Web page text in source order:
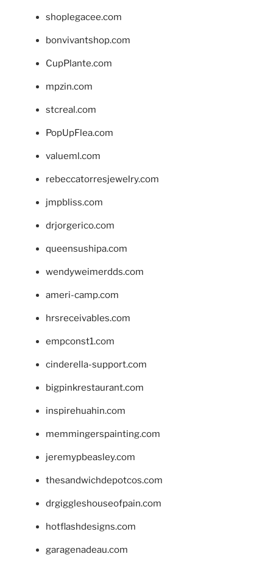
shoplegacee.com
bonvivantshop.com
CupPlante.com
mpzin.com
stcreal.com
PopUpFlea.com
valueml.com
rebeccatorresjewelry.com
jmpbliss.com
drjorgerico.com
queensushipa.com
wendyweimerdds.com
ameri-camp.com
hrsreceivables.com
empconst1.com
cinderella-support.com
bigpinkrestaurant.com
inspirehuahin.com
memmingerspainting.com
jeremypbeasley.com
thesandwichdepotcos.com
drgiggleshouseofpain.com
hotflashdesigns.com
garagenadeau.com